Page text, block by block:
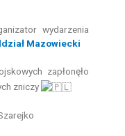
wydarzenia
Mazowiecki
zapłonęło
zniczy